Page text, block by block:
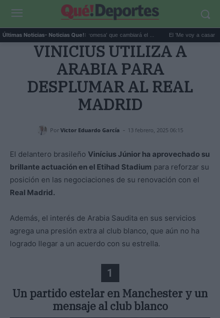
Últimas Noticias- Noticias Que!:
El giro de Máximo en 'La Promesa' que cambiará el ... El 'Me voy a casar con
VINICIUS UTILIZA A
ARABIA PARA
DESPLUMAR AL REAL
MADRID
Por Victor Eduardo García - 13 febrero, 2025 06:15
El delantero brasileño Vinícius Júnior ha aprovechado su
brillante actuación en el Etihad Stadium para reforzar su
posición en las negociaciones de su renovación con el
Real Madrid.
Además, el interés de Arabia Saudita en sus servicios
agrega una presión extra al club blanco, que aún no ha
logrado llegar a un acuerdo con su estrella.
1
Un partido estelar en Manchester y un
mensaje al club blanco